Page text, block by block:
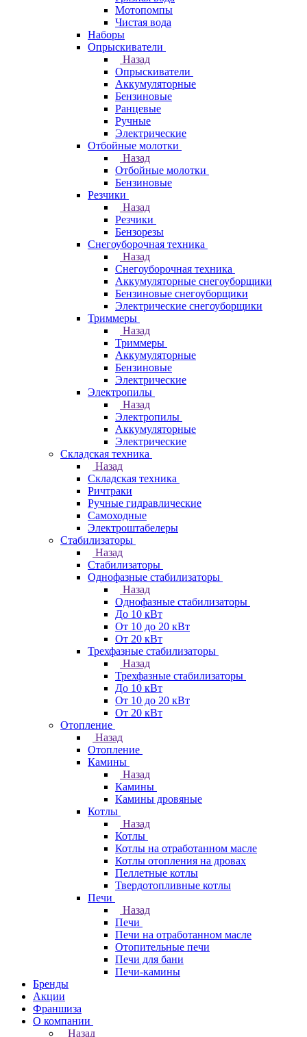
Мотопомпы
Чистая вода
Наборы
Опрыскиватели
Назад
Опрыскиватели
Аккумуляторные
Бензиновые
Ранцевые
Ручные
Электрические
Отбойные молотки
Назад
Отбойные молотки
Бензиновые
Резчики
Назад
Резчики
Бензорезы
Снегоуборочная техника
Назад
Снегоуборочная техника
Аккумуляторные снегоуборщики
Бензиновые снегоуборщики
Электрические снегоуборщики
Триммеры
Назад
Триммеры
Аккумуляторные
Бензиновые
Электрические
Электропилы
Назад
Электропилы
Аккумуляторные
Электрические
Складская техника
Назад
Складская техника
Ричтраки
Ручные гидравлические
Самоходные
Электроштабелеры
Стабилизаторы
Назад
Стабилизаторы
Однофазные стабилизаторы
Назад
Однофазные стабилизаторы
До 10 кВт
От 10 до 20 кВт
От 20 кВт
Трехфазные стабилизаторы
Назад
Трехфазные стабилизаторы
До 10 кВт
От 10 до 20 кВт
От 20 кВт
Отопление
Назад
Отопление
Камины
Назад
Камины
Камины дровяные
Котлы
Назад
Котлы
Котлы на отработанном масле
Котлы отопления на дровах
Пеллетные котлы
Твердотопливные котлы
Печи
Назад
Печи
Печи на отработанном масле
Отопительные печи
Печи для бани
Печи-камины
Бренды
Акции
Франшиза
О компании
Назад